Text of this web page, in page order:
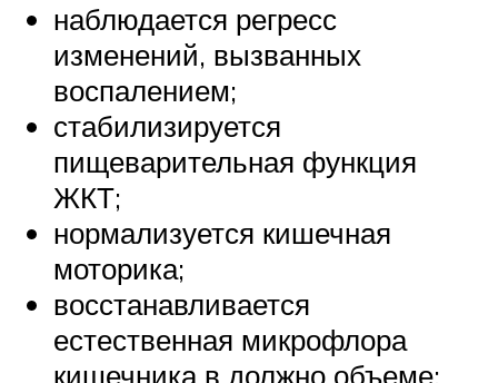
наблюдается регресс
изменений, вызванных
воспалением;
стабилизируется
пищеварительная функция
ЖКТ;
нормализуется кишечная
моторика;
восстанавливается
естественная микрофлора
кишечника в должно объеме;